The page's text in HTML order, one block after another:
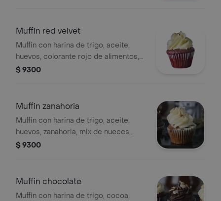
Muffin red velvet
Muffin con harina de trigo, aceite,
huevos, colorante rojo de alimentos,
azúcar, chocolate, vinagre, queso
$ 9300
Muffin zanahoria
Muffin con harina de trigo, aceite,
huevos, zanahoria, mix de nueces,
azúcar. nuez moscada, vainilla, queso
$ 9300
Muffin chocolate
Muffin con harina de trigo, cocoa,